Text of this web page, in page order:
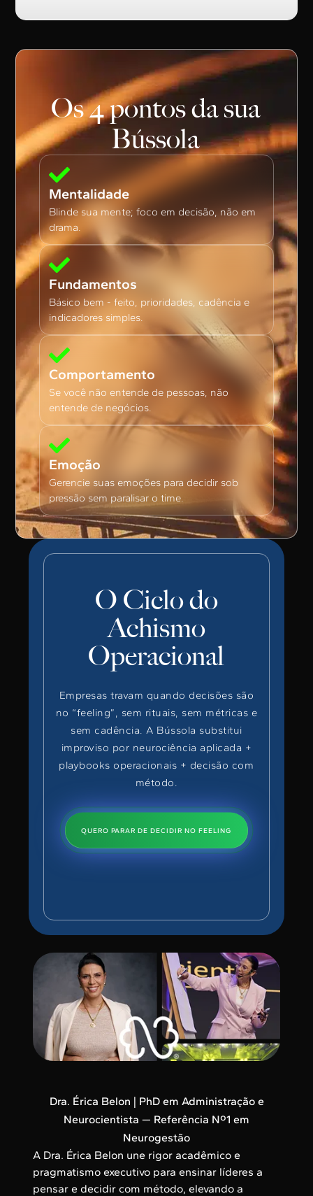
Os 4 pontos da sua
Bússola
Mentalidade
Blinde sua mente; foco em decisão, não em
drama.
Fundamentos
Básico bem - feito, prioridades, cadência e
indicadores simples.
Comportamento
Se você não entende de pessoas, não
entende de negócios.
Emoção
Gerencie suas emoções para decidir sob
pressão sem paralisar o time.
O Ciclo do
Achismo
Operacional
Empresas travam quando decisões são
no “feeling”, sem rituais, sem métricas e
sem cadência. A Bússola substitui
improviso por neurociência aplicada +
playbooks operacionais + decisão com
método.
QUERO PARAR DE DECIDIR NO FEELING
Dra. Érica Belon | PhD em Administração e
Neurocientista — Referência Nº1 em
Neurogestão
A Dra. Érica Belon une rigor acadêmico e
pragmatismo executivo para ensinar líderes a
pensar e decidir com método, elevando a